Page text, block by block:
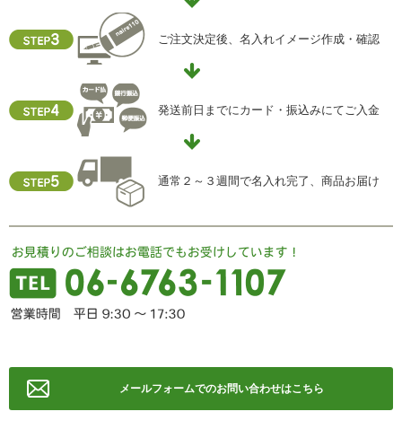
ご注文決定後、名入れイメージ作成・確認
発送前日までにカード・振込みにてご入金
通常２～３週間で名入れ完了、商品お届け
メールフォームでのお問い合わせはこちら